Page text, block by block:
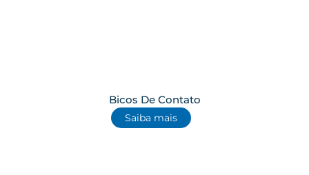
Bicos De Contato
Saiba mais